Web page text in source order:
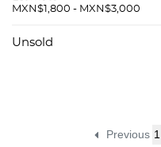
Elaborados en latón
técnica de cloissoné.
MXN$1,800 - MXN$3,000
Unsold
Previous 1